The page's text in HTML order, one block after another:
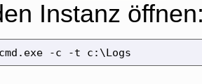
Instanz
-c -t c:\Logs